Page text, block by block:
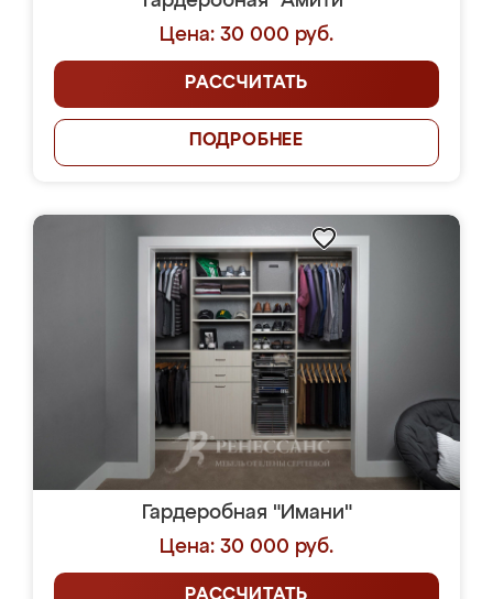
Цена: 30 000 руб.
РАССЧИТАТЬ
ПОДРОБНЕЕ
Гардеробная "Имани"
Цена: 30 000 руб.